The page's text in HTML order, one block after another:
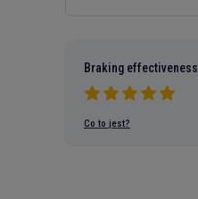
Braking effectiveness
Co to jest?
GO SPRAWDZIĆ?
JEST NUMER KBA?
your Cookies Group